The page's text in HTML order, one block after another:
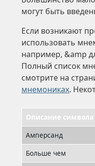
могут быть
Если возникают
использовать
например, &amp
Полный список
смотрите на
мнемониках.
Описание символа
Амперсанд
Больше чем